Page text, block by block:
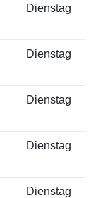
Dienstag
Dienstag
Dienstag
Dienstag
Dienstag